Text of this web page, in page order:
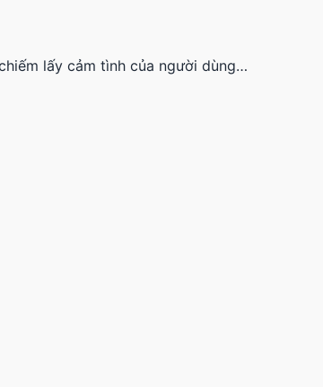
lấy cảm tình của người dùng…